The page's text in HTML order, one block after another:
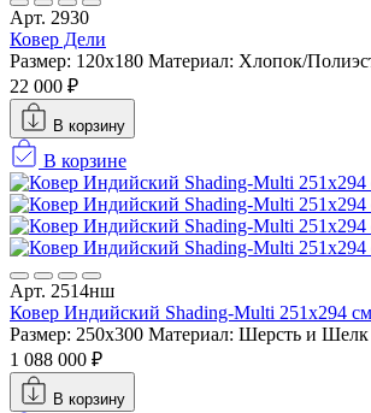
Арт. 2930
Ковер Дели
Размер: 120x180 Материал: Хлопок/
22 000 ₽
В корзину
В корзине
Арт. 2514нш
Ковер Индийский Shading-Multi 251x294 см
Размер: 250x300 Материал: Шерсть и Шелк
1 088 000 ₽
В корзину